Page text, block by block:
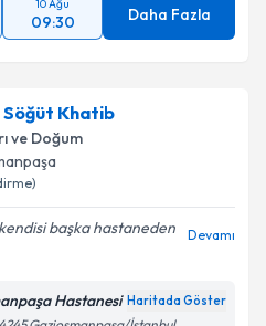
10 Ağu
09:30 Daha Fazla
Söğüt Khatib
ve Doğum
başka hastaneden
Devamı
Hastanesi Haritada Göster